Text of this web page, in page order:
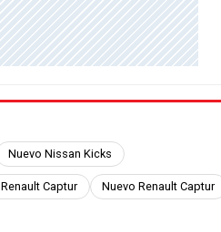
Nuevo Nissan Kicks
Renault Captur Nuevo Renault Captur